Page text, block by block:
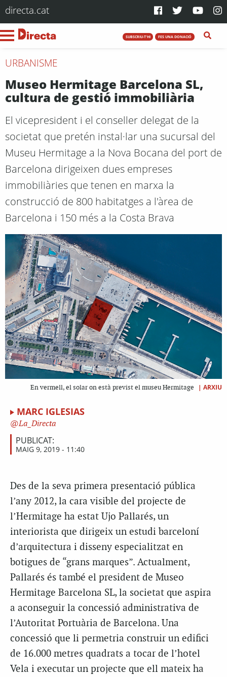
directa.cat
SUBSCRIU-T'HI FES UNA DONACIÓ
URBANISME
Museo Hermitage Barcelona SL,
cultura de gestió immobiliària
El vicepresident i el conseller delegat de la
societat que pretén instal·lar una sucursal del
Museu Hermitage a la Nova Bocana del port de
Barcelona dirigeixen dues empreses
immobiliàries que tenen en marxa la
construcció de 800 habitatges a l'àrea de
Barcelona i 150 més a la Costa Brava
En vermell, el solar on està previst el museu Hermitage | ARXIU
MARC IGLESIAS
La_Directa
PUBLICAT:
MAIG 9, 2019 - 11:40
Des de la seva primera presentació pública
l’any 2012, la cara visible del projecte de
l’Hermitage ha estat Ujo Pallarés, un
interiorista que dirigeix un estudi barceloní
d’arquitectura i disseny especialitzat en
botigues de “grans marques”. Actualment,
Pallarés és també el president de Museo
Hermitage Barcelona SL, la societat que aspira
a aconseguir la concessió administrativa de
l’Autoritat Portuària de Barcelona. Una
concessió que li permetria construir un edifici
de 16.000 metres quadrats a tocar de l’hotel
Vela i executar un projecte que ell mateix ha